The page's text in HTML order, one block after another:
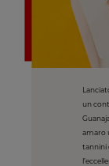
un
amaro
tannini